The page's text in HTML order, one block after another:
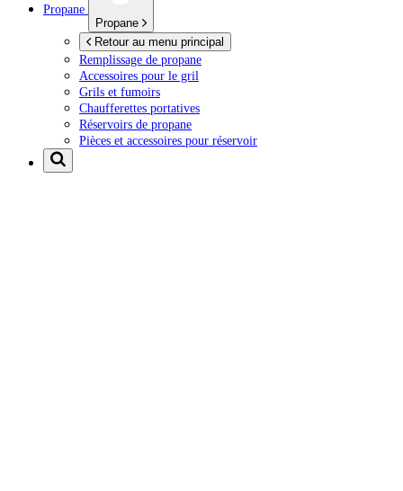
Propane
Propane
Retour au menu principal
Remplissage de propane
Accessoires pour le gril
Grils et fumoirs
Chaufferettes portatives
Réservoirs de propane
Pièces et accessoires pour réservoir